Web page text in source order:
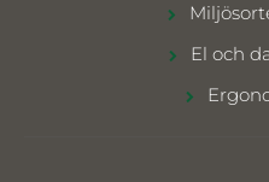
El och